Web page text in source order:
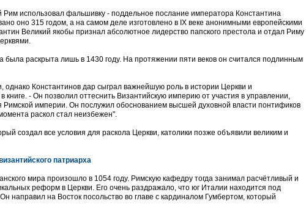
Рим использовал фальшивку - поддельное послание императора Константина
оно 315 годом, а на самом деле изготовлено в IX веке анонимными европейскими
Великий якобы признал абсолютное лидерство папского престола и отдал Риму
была раскрыта лишь в 1430 году. На протяжении пяти веков он считался подлинным
однако Константинов дар сыграл важнейшую роль в истории Церкви и
книге. - Он позволил оттеснить Византийскую империю от участия в управлении,
Римской империи. Он послужил обоснованием высшей духовной власти понтификов
раскол стал неизбежен".
создал все условия для раскола Церкви, католики позже объявили великим и
патриарха
мира произошло в 1054 году. Римскую кафедру тогда занимал расчётливый и
реформ в Церкви. Его очень раздражало, что юг Италии находится под
направил на Восток посольство во главе с кардиналом Гумбертом, который